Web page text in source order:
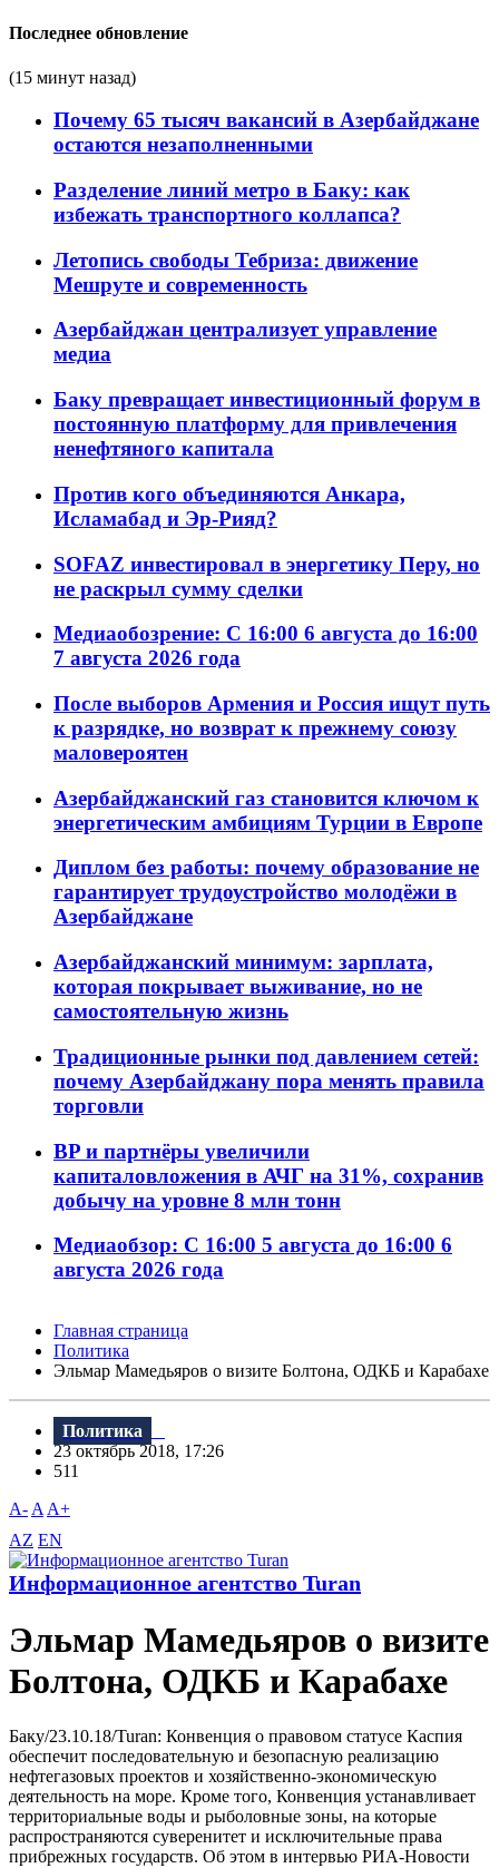
Последнее обновление
(15 минут назад)
Почему 65 тысяч вакансий в Азербайджане
остаются незаполненными
Разделение линий метро в Баку: как
избежать транспортного коллапса?
Летопись свободы Тебриза: движение
Мешруте и современность
Азербайджан централизует управление
медиа
Баку превращает инвестиционный форум в
постоянную платформу для привлечения
ненефтяного капитала
Против кого объединяются Анкара,
Исламабад и Эр-Рияд?
SOFAZ инвестировал в энергетику Перу, но
не раскрыл сумму сделки
Медиаобозрение: С 16:00 6 августа до 16:00
7 августа 2026 года
После выборов Армения и Россия ищут путь
к разрядке, но возврат к прежнему союзу
маловероятен
Азербайджанский газ становится ключом к
энергетическим амбициям Турции в Европе
Диплом без работы: почему образование не
гарантирует трудоустройство молодёжи в
Азербайджане
Азербайджанский минимум: зарплата,
которая покрывает выживание, но не
самостоятельную жизнь
Традиционные рынки под давлением сетей:
почему Азербайджану пора менять правила
торговли
BP и партнёры увеличили
капиталовложения в АЧГ на 31%, сохранив
добычу на уровне 8 млн тонн
Медиаобзор: С 16:00 5 августа до 16:00 6
августа 2026 года
Главная страница
Политика
Эльмар Мамедьяров о визите Болтона, ОДКБ и Карабахе
Политика
23 октябрь 2018, 17:26
511
A- A A+
AZ EN
Информационное агентство Turan
Эльмар Мамедьяров о визите
Болтона, ОДКБ и Карабахе
Баку/23.10.18/Turan: Конвенция о правовом статусе Каспия
обеспечит последовательную и безопасную реализацию
нефтегазовых проектов и хозяйственно-экономическую
деятельность на море. Кроме того, Конвенция устанавливает
территориальные воды и рыболовные зоны, на которые
распространяются суверенитет и исключительные права
прибрежных государств. Об этом в интервью РИА-Новости